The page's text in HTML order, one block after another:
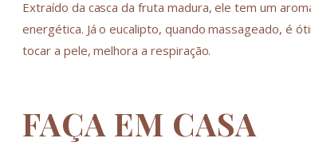
Extraído da casca da fruta madura, ele tem um
energética. Já o eucalipto, quando massageado, é
tocar a pele, melhora a respiração.
FAÇA EM CASA